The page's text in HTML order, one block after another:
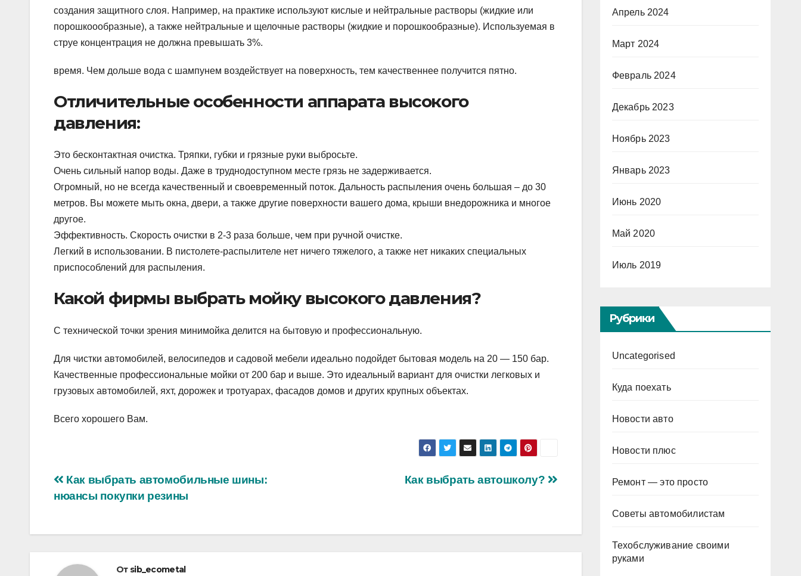
создания защитного слоя. Например, на практике используют кислые и нейтральные растворы (жидкие или
порошкоообразные), а также нейтральные и щелочные растворы (жидкие и порошкообразные). Используемая в
струе концентрация не должна превышать 3%.
время. Чем дольше вода с шампунем воздействует на поверхность, тем качественнее получится пятно.
Отличительные особенности аппарата высокого
давления:
Это бесконтактная очистка. Тряпки, губки и грязные руки выбросьте.
Очень сильный напор воды. Даже в труднодоступном месте грязь не задерживается.
Огромный, но не всегда качественный и своевременный поток. Дальность распыления очень большая – до 30
метров. Вы можете мыть окна, двери, а также другие поверхности вашего дома, крыши внедорожника и многое
другое.
Эффективность. Скорость очистки в 2-3 раза больше, чем при ручной очистке.
Легкий в использовании. В пистолете-распылителе нет ничего тяжелого, а также нет никаких специальных
приспособлений для распыления.
Какой фирмы выбрать мойку высокого давления?
С технической точки зрения минимойка делится на бытовую и профессиональную.
Для чистки автомобилей, велосипедов и садовой мебели идеально подойдет бытовая модель на 20 — 150 бар.
Качественные профессиональные мойки от 200 бар и выше. Это идеальный вариант для очистки легковых и
грузовых автомобилей, яхт, дорожек и тротуарах, фасадов домов и других крупных объектах.
Всего хорошего Вам.
Навигация
записям
Как выбрать автошколу?
Как выбрать автомобильные шины:
нюансы покупки резины
От sib_ecometal
Апрель 2024
Март 2024
Февраль 2024
Декабрь 2023
Ноябрь 2023
Январь 2023
Июнь 2020
Май 2020
Июль 2019
Рубрики
Uncategorised
Куда поехать
Новости авто
Новости плюс
Ремонт — это просто
Советы автомобилистам
Техобслуживание своими
руками